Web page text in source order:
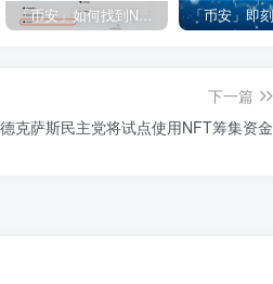
「币安」如何找到NFT合约地址？
下一篇
克萨斯民主党将试点使用NFT筹集资金